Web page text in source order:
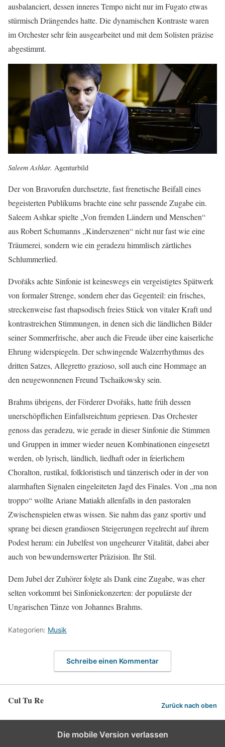
ausbalanciert, dessen inneres Tempo nicht nur im Fugato etwas
stürmisch Drängendes hatte. Die dynamischen Kontraste waren
im Orchester sehr fein ausgearbeitet und mit dem Solisten präzise
abgestimmt.
Saleem Ashkar. Agenturbild
Der von Bravorufen durchsetzte, fast frenetische Beifall eines
begeisterten Publikums brachte eine sehr passende Zugabe ein.
Saleem Ashkar spielte „Von fremden Ländern und Menschen“
aus Robert Schumanns „Kinderszenen“ nicht nur fast wie eine
Träumerei, sondern wie ein geradezu himmlisch zärtliches
Schlummerlied.
Dvořáks achte Sinfonie ist keineswegs ein vergeistigtes Spätwerk
von formaler Strenge, sondern eher das Gegenteil: ein frisches,
streckenweise fast rhapsodisch freies Stück von vitaler Kraft und
kontrastreichen Stimmungen, in denen sich die ländlichen Bilder
seiner Sommerfrische, aber auch die Freude über eine kaiserliche
Ehrung widerspiegeln. Der schwingende Walzerrhythmus des
dritten Satzes, Allegretto grazioso, soll auch eine Hommage an
den neugewonnenen Freund Tschaikowsky sein.
Brahms übrigens, der Förderer Dvořáks, hatte früh dessen
unerschöpflichen Einfallsreichtum gepriesen. Das Orchester
genoss das geradezu, wie gerade in dieser Sinfonie die Stimmen
und Gruppen in immer wieder neuen Kombinationen eingesetzt
werden, ob lyrisch, ländlich, liedhaft oder in feierlichem
Choralton, rustikal, folkloristisch und tänzerisch oder in der von
alarmhaften Signalen eingeleiteten Jagd des Finales. Von „ma non
troppo“ wollte Ariane Matiakh allenfalls in den pastoralen
Zwischenspielen etwas wissen. Sie nahm das ganz sportiv und
sprang bei diesen grandiosen Steigerungen regelrecht auf ihrem
Podest herum: ein Jubelfest von ungeheurer Vitalität, dabei aber
auch von bewundernswerter Präzision. Ihr Stil.
Dem Jubel der Zuhörer folgte als Dank eine Zugabe, was eher
selten vorkommt bei Sinfoniekonzerten: der populärste der
Ungarischen Tänze von Johannes Brahms.
Kategorien: Musik
Schreibe einen Kommentar
Cul Tu Re Zurück nach oben
Die mobile Version verlassen